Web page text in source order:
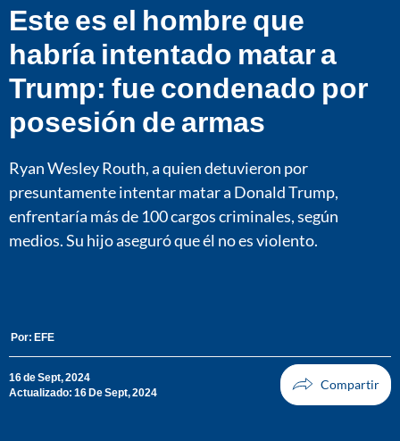
Este es el hombre que
habría intentado matar a
Trump: fue condenado por
posesión de armas
Ryan Wesley Routh, a quien detuvieron por
presuntamente intentar matar a Donald Trump,
enfrentaría más de 100 cargos criminales, según
medios. Su hijo aseguró que él no es violento.
Por: EFE
16 de Sept, 2024
Actualizado: 16 De Sept, 2024